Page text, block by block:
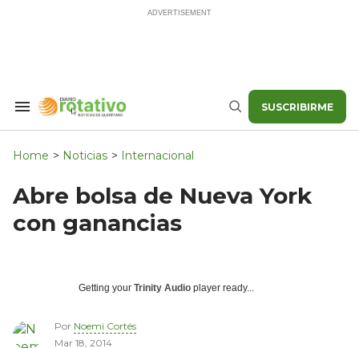
Search
Navigation
Buscar SUSCRIBIRME
Home > Noticias > Internacional
Abre bolsa de Nueva York
con ganancias
Getting your Trinity Audio player ready...
Por Noemi Cortés
Mar 18, 2014